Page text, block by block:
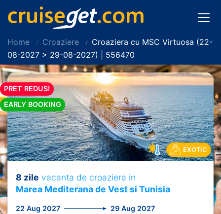
Home Croaziere
Croaziera cu MSC Virtuosa (22-
08-2027 > 29-08-2027) | 556470
PRET REDUS!
EARLY BOOKING
EXOTIC
8 zile vacanta de croaziera in
Marea Mediterana de Vest si Tunisia
22 Aug 2027 29 Aug 2027